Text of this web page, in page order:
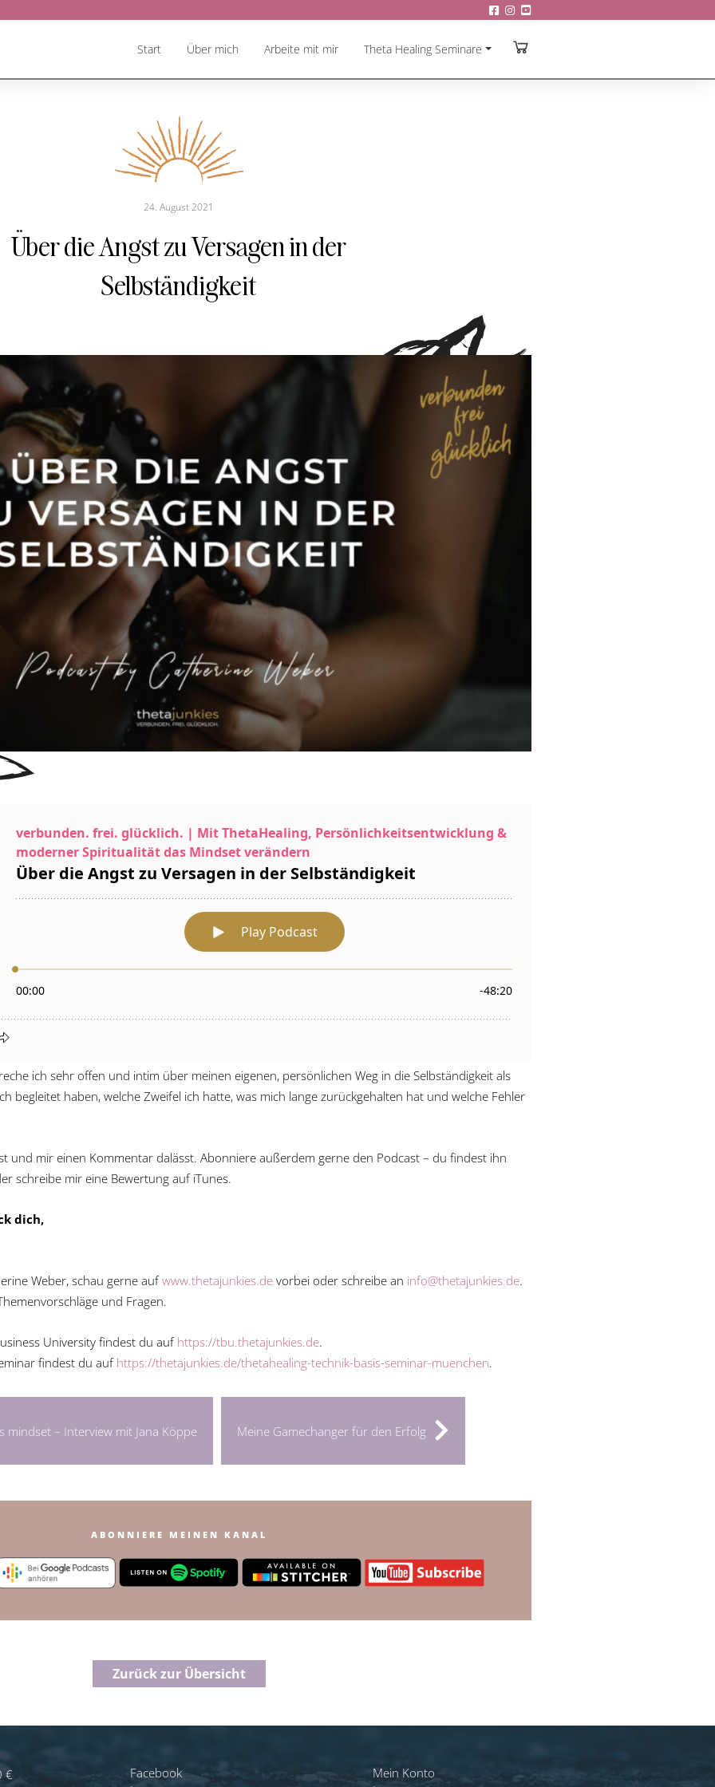
Start Über mich Arbeite mit mir Theta Healing Seminare
24. August 2021
Über die Angst zu Versagen in der
Selbständigkeit
ich sehr offen und intim über meinen eigenen, persönlichen Weg in die Selbständigkeit als
begleitet haben, welche Zweifel ich hatte, was mich lange zurückgehalten hat und welche Fehler
und mir einen Kommentar dalässt. Abonniere außerdem gerne den Podcast – du findest ihn
schreibe mir eine Bewertung auf iTunes.
dich,
Weber, schau gerne aufwww.thetajunkies.de vorbei oder schreibe an info@thetajunkies.de.
und Fragen.
University findest du auf https://tbu.thetajunkies.de.
findest du auf https://thetajunkies.de/thetahealing-technik-basis-seminar-muenchen.
mindset – Interview mit Jana Köppe Meine Gamechanger für den Erfolg
ABONNIERE MEINEN KANAL
Zurück zur Übersicht
€
Facebook
Mein Konto